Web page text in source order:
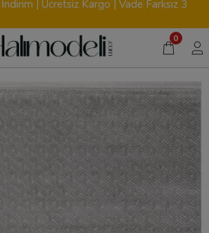
| Ücretsiz Kargo | Vade Farksız 3
0